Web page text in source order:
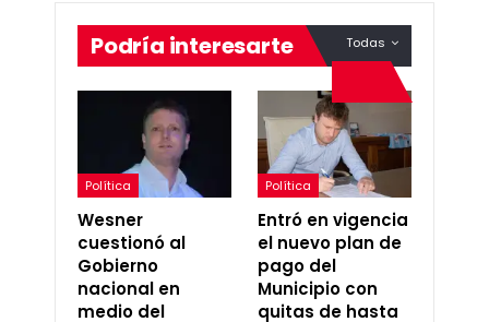
Todas
Podría interesarte
Política
Wesner
cuestionó al
Gobierno
nacional en
medio del
Política
Entró en vigencia
el nuevo plan de
pago del
Municipio con
quitas de hasta